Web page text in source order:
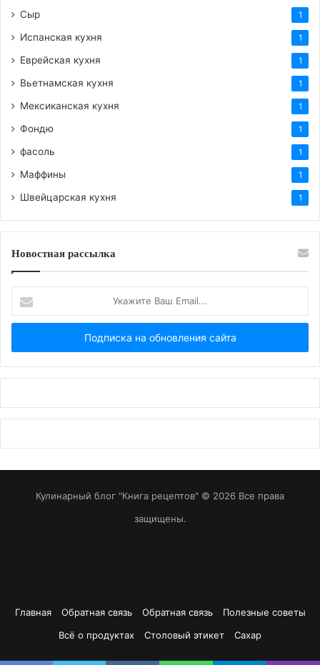
Сыр 1
Испанская кухня 1
Еврейская кухня 1
Вьетнамская кухня 1
Мексиканская кухня 1
Фондю 1
фасоль 1
Маффины 1
Швейцарская кухня 1
Новостная рассылка
Ваш
Email...
Кулинарный блог "Книга рецептов" © 2026 Все права
защищены.
Главная Обратная связь Обратная связь
Полезные советы
Всё о продуктах
Столовый этикет Сахар